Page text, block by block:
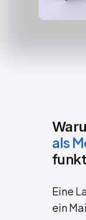
als
Eine
ein